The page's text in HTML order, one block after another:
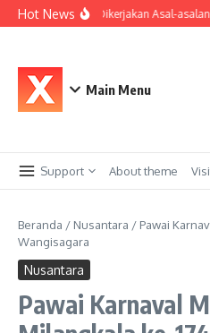
Lewati ke konten
Hot NewsDiduga Dikerjakan Asal-asalan,
Main Menu
Support About theme
Beranda / Nusantara / Pawai
Wangisagara
Nusantara
Pawai Karnaval